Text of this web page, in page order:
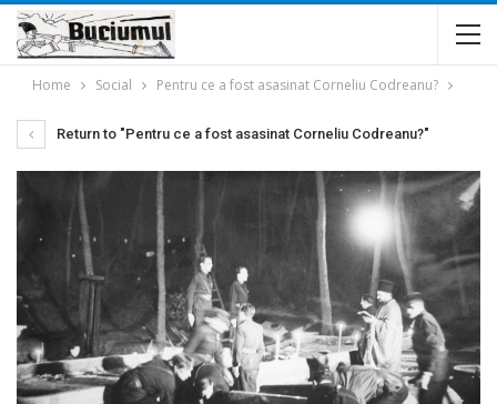
Home Social Pentru ce a fost asasinat Corneliu Codreanu?
Return to "Pentru ce a fost asasinat Corneliu Codreanu?"